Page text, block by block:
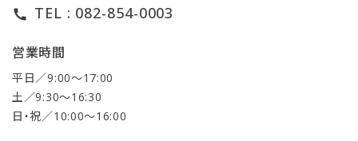
call TEL : 082-854-0003
営業時間
平日／9:00〜17:00
土／9:30〜16:30
日・祝／10:00〜16:00